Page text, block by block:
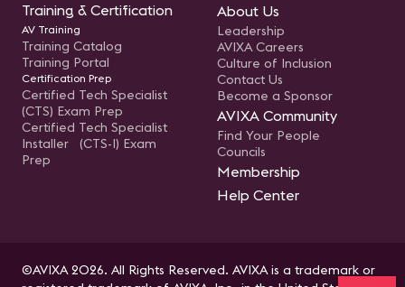
Training & Certification
AV Training
Training Catalog
Training Portal
Certification Prep
Certified Tech Specialist
(CTS) Exam Prep
Certified Tech Specialist
Installer (CTS-I) Exam
Prep
About Us
Leadership
AVIXA Careers
Culture of Inclusion
Contact Us
Become a Sponsor
AVIXA Community
Find Your People
Councils
Membership
Help Center
©AVIXA 2026. All Rights Reserved. AVIXA is a trademark or